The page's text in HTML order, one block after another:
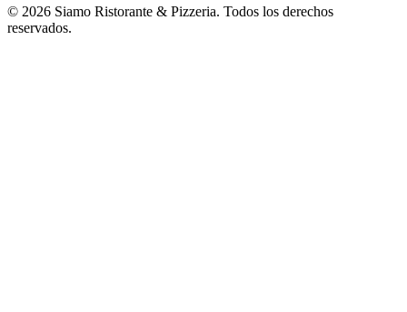
© 2026 Siamo Ristorante & Pizzeria. Todos los derechos
reservados.